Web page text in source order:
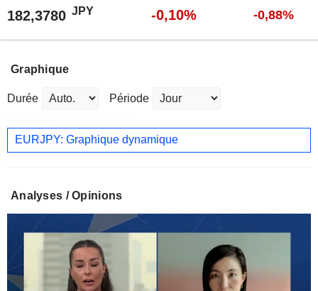
182,3780 JPY -0,10% -0,88%
Graphique
Durée Période
EURJPY: Graphique dynamique
Analyses / Opinions